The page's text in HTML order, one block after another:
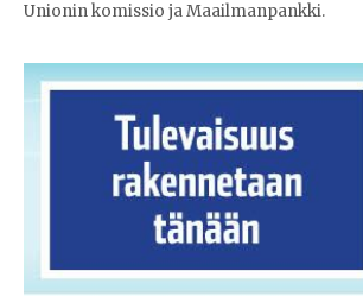
Unionin komissio ja Maailmanpankki.